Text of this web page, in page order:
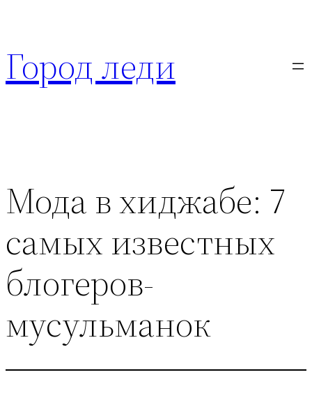
содержимому
Город леди
Мода в хиджабе: 7
самых известных
блогеров-
мусульманок